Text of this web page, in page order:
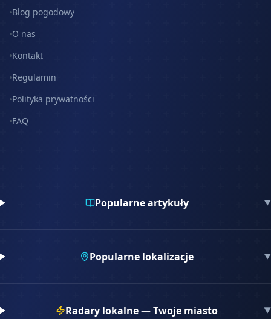
Blog pogodowy
O nas
Kontakt
Regulamin
Polityka prywatności
FAQ
Popularne artykuły ▼
Popularne lokalizacje ▼
Radary lokalne — Twoje miasto ▼